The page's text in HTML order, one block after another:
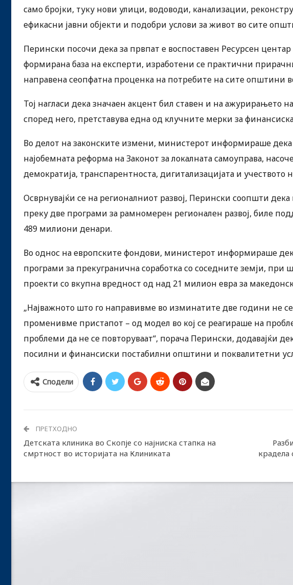
само бројки, туку нови улици, водоводи, канализации,
ефикасни јавни објекти и подобри услови за живот во сите
Перински посочи дека за првпат е воспоставен Ресурсен
формирана база на експерти, изработени се практични
направена сеопфатна проценка на потребите на сите општини
Тој нагласи дека значаен акцент бил ставен и на ажурирањето
според него, претставува една од клучните мерки за
Во делот на законските измени, министерот информираше
најобемната реформа на Законот за локалната самоуправа,
демократија, транспарентноста, дигитализацијата и учеството
Осврнувајќи се на регионалниот развој, Перински соопшти
преку две програми за рамномерен регионален развој, биле
489 милиони денари.
Во однос на европските фондови, министерот информираше
програми за прекугранична соработка со соседните земји, при
проекти со вкупна вредност од над 21 милион евра за
„Најважното што го направивме во изминатите две години не
променивме пристапот – од модел во кој се реагираше на
проблеми да не се повторуваат“, порача Перински, додавајќи
посилни и финансиски постабилни општини и поквалитетни
Сподели
ПРЕТХОДНО
Детската клиника во Скопје со најниска стапка на
смртност во историјата на Клиниката
крадела